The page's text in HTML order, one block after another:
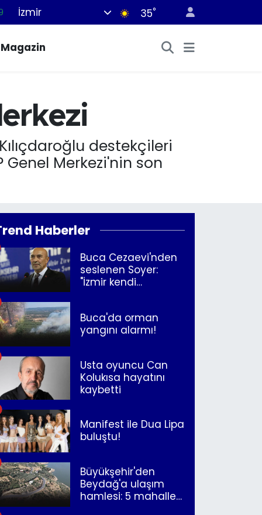
İzmir 35°
Magazin
destekçileri
Merkezi'nin son
Haberler
Buca Cezaevi'nden
seslenen Soyer:
"İzmir kendi
Buca'da orman
yangını alarmı!
Usta oyuncu Can
Kolukısa hayatını
kaybetti
Manifest ile Dua Lipa
buluştu!
Büyükşehir'den
Beydağ'a ulaşım
hamlesi: 5 mahalle